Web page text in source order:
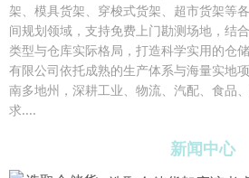
架、模具货架、穿梭式货架、超市货架等
间规划领域，支持免费上门勘测场地，结
类型与仓库实际格局，打造科学实用的仓
有限公司依托成熟的生产体系与海量实地
南多地州，深耕工业、物流、汽配、食品
求....
新闻中心